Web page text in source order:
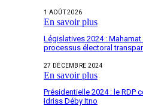
1 AOÛT 2026
En savoir plus
Législatives 2024 :
processus électoral
27 DÉCEMBRE 2024
En savoir plus
Présidentielle 2024 : le RDP
Idriss Déby Itno